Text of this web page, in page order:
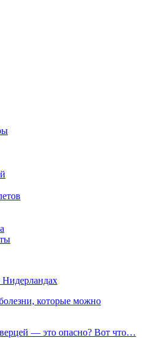
Нидерландах
которые можно
— это опасно? Вот что…